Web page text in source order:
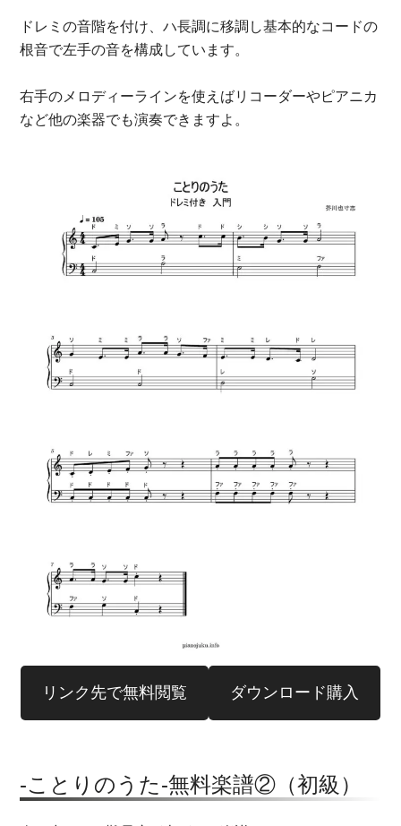
ドレミの音階を付け、ハ長調に移調し基本的なコードの
根音で左手の音を構成しています。
右手のメロディーラインを使えばリコーダーやピアニカ
など他の楽器でも演奏できますよ。
リンク先で無料閲覧 ダウンロード購入
-ことりのうた-無料楽譜②（初級）